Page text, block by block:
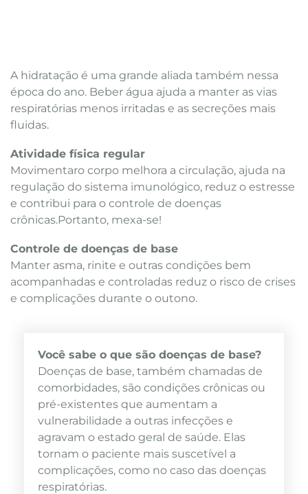
A hidratação é uma grande aliada também nessa
época do ano. Beber água ajuda a manter as vias
respiratórias menos irritadas e as secreções mais
fluidas.
Atividade física regular
Movimentaro corpo melhora a circulação, ajuda na
regulação do sistema imunológico, reduz o estresse
e contribui para o controle de doenças
crônicas.Portanto, mexa-se!
Controle de doenças de base
Manter asma, rinite e outras condições bem
acompanhadas e controladas reduz o risco de crises
e complicações durante o outono.
Você sabe o que são doenças de base?
Doenças de base, também chamadas de
comorbidades, são condições crônicas ou
pré-existentes que aumentam a
vulnerabilidade a outras infecções e
agravam o estado geral de saúde. Elas
tornam o paciente mais suscetível a
complicações, como no caso das doenças
respiratórias.